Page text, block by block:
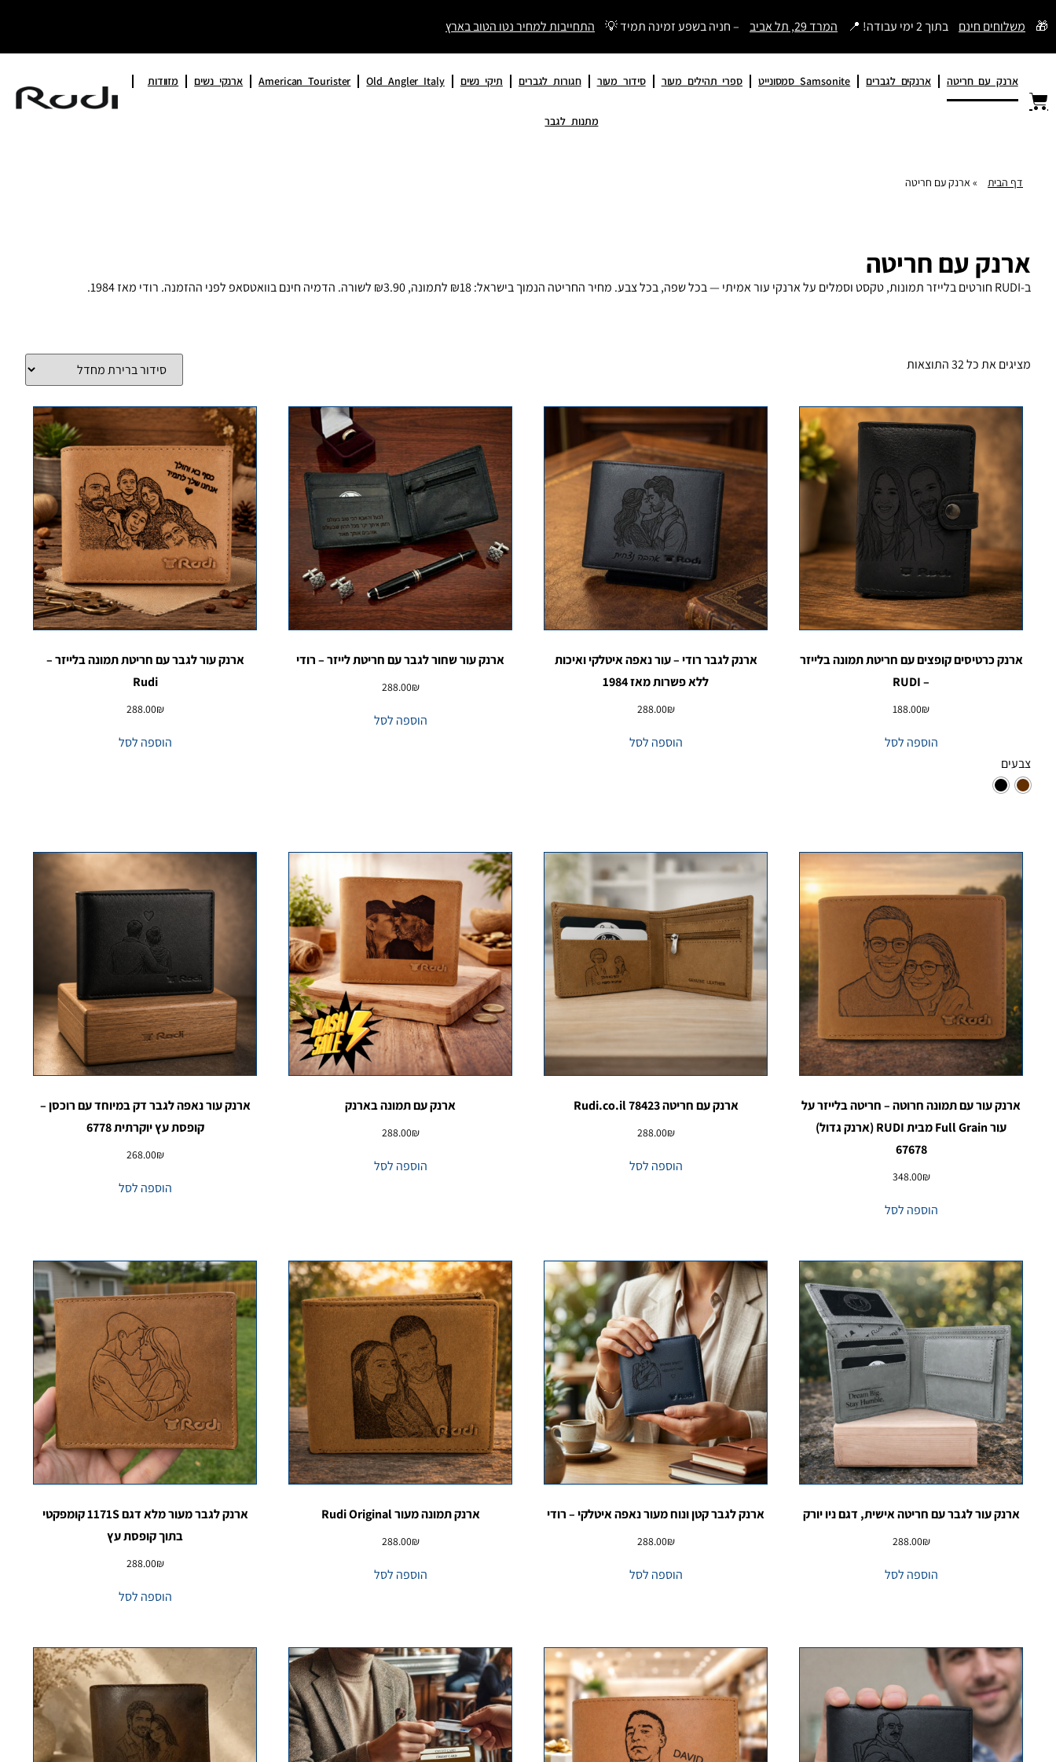
דילוג
🎁 משלוחים חינם בתוך 2 ימי עבודה! 📍 המרד 29, תל אביב – חניה בשפע זמינה תמיד 💡 התחייבות למחיר נטו הטוב בארץ
ארנק עם חריטה ארנקים לגברים Samsonite סמסונייט ספרי תהילים מעור סידור מעור חגורות לגברים תיקי נשים Old Angler Italy
American Tourister ארנקי נשים מזוודות
מתנות לגבר
דף הבית » ארנק עם חריטה
ארנק עם חריטה
ב-RUDI חורטים בלייזר תמונות, טקסט וסמלים על ארנקי עור אמיתי — בכל שפה, בכל צבע. מחיר החריטה הנמוך בישראל: ₪18 לתמונה, ₪3.90 לשורה. הדמיה חינם בוואטסאפ לפני ההזמנה. רודי מאז 1984.
מציגים את כל ⁦32⁩ התוצאות
ארנק כרטיסים קופצים עם חריטת תמונה בלייזר
– RUDI
188.00₪
הוספה לסל
צבעים
ארנק לגבר רודי – עור נאפה איטלקי ואיכות
ללא פשרות מאז 1984
288.00₪
הוספה לסל
ארנק עור שחור לגבר עם חריטת לייזר – רודי
288.00₪
הוספה לסל
ארנק עור לגבר עם חריטת תמונה בלייזר –
Rudi
288.00₪
הוספה לסל
ארנק עור עם תמונה חרוטה – חריטה בלייזר על
עור Full Grain מבית RUDI (ארנק גדול)
67678
348.00₪
הוספה לסל
ארנק עם חריטה Rudi.co.il 78423
288.00₪
הוספה לסל
ארנק עם תמונה בארנק
288.00₪
הוספה לסל
ארנק עור נאפה לגבר דק במיוחד עם רוכסן –
קופסת עץ יוקרתית 6778
268.00₪
הוספה לסל
ארנק עור לגבר עם חריטה אישית, דגם ניו יורק
288.00₪
הוספה לסל
ארנק לגבר קטן ונוח מעור נאפה איטלקי – רודי
288.00₪
הוספה לסל
ארנק תמונה מעור Rudi Original
288.00₪
הוספה לסל
ארנק לגבר מעור מלא דגם 1171S קומפקטי
בתוך קופסת עץ
288.00₪
הוספה לסל